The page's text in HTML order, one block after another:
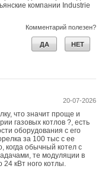
компании Industrie
Комментарий полезен?
ДА НЕТ
20-07-2026
что значит проще и
газовых котлов ?, есть
оборудования с его
за 100 тыс с ее
когда обычный котел с
те модуляции в
24 кВт ного котлы.